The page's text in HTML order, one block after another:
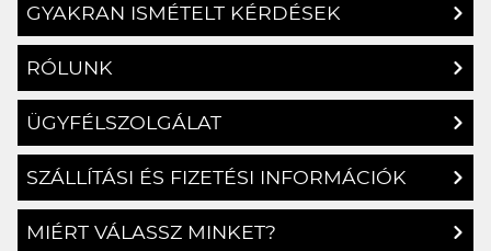
GYAKRAN ISMÉTELT KÉRDÉSEK
RÓLUNK
ÜGYFÉLSZOLGÁLAT
SZÁLLÍTÁSI ÉS FIZETÉSI INFORMÁCIÓK
MIÉRT VÁLASSZ MINKET?